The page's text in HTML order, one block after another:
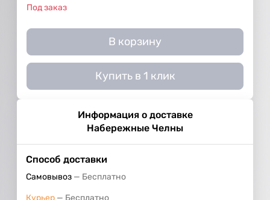
Под заказ
В корзину
Купить в 1 клик
Информация о доставке
Набережные Челны
Способ доставки
Самовывоз Бесплатно